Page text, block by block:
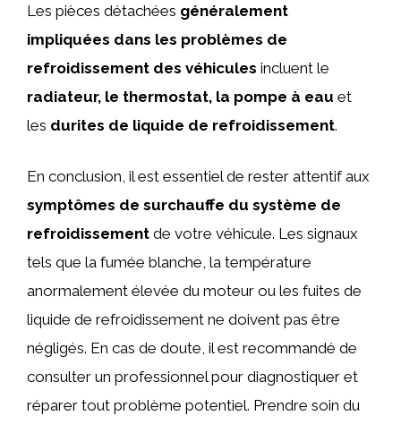
Les pièces détachées généralement
impliquées dans les problèmes de
refroidissement des véhicules incluent le
radiateur, le thermostat, la pompe à eau et
les durites de liquide de refroidissement.
En conclusion, il est essentiel de rester attentif aux
symptômes de surchauffe du système de
refroidissement de votre véhicule. Les signaux
tels que la fumée blanche, la température
anormalement élevée du moteur ou les fuites de
liquide de refroidissement ne doivent pas être
négligés. En cas de doute, il est recommandé de
consulter un professionnel pour diagnostiquer et
réparer tout problème potentiel. Prendre soin du